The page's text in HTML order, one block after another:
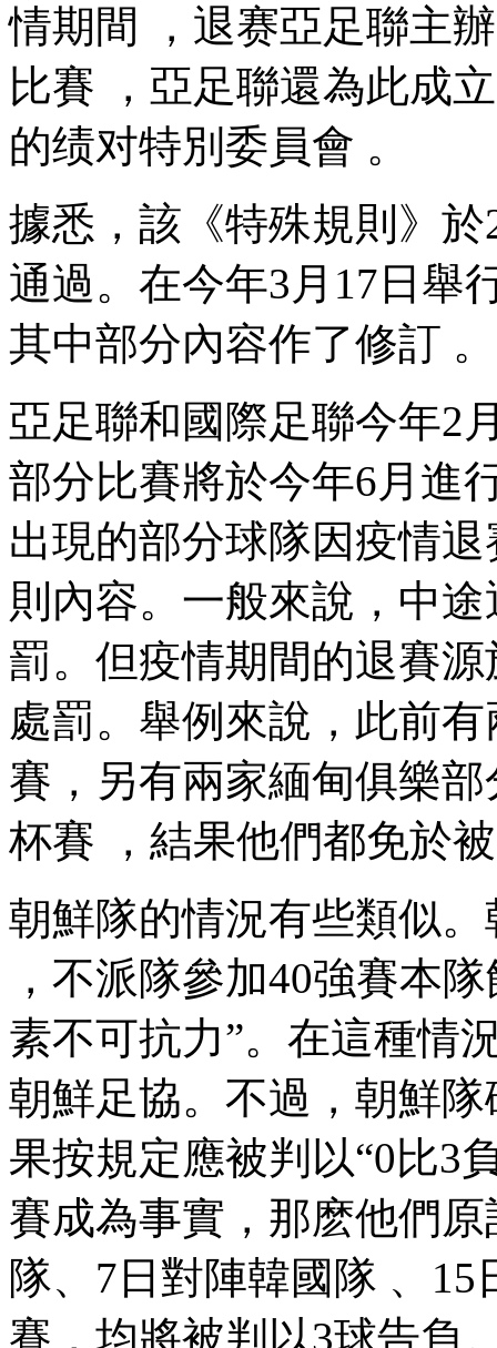
情期間 ，退赛亞足聯
比賽 ，亞足聯還為此
的绩对特別委員會 。
據悉，該《特殊規則
通過。在今年3月17日
其中部分內容作了修訂 。
亞足聯和國際足聯今年2月
部分比賽將於今年6月進行
出現的部分球隊因疫情退
則內容。一般來說
罰。但疫情期間的退賽源
處罰。舉例來說 ，
賽，另有兩家緬甸俱
杯賽 ，結果他們都免於被
朝鮮隊的情況有些類似
，不派隊參加40強賽本隊
素不可抗力”。在這種
朝鮮足協。不過，朝
果按規定應被判以“0比3負
賽成為事實，那麽他
隊、7日對陣韓國隊
賽 ，均將被判以3球告負